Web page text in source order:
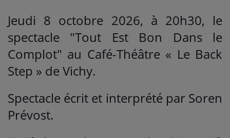
Titres diffusés
Se connecter
Jeudi 8 octobre 2026, à 20h30, le
spectacle "Tout Est Bon Dans le
Complot" au Café-Théâtre « Le Back
Step » de Vichy.
Spectacle écrit et interprété par Soren
Prévost.